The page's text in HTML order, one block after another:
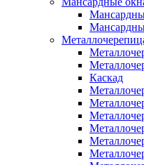
Каскад